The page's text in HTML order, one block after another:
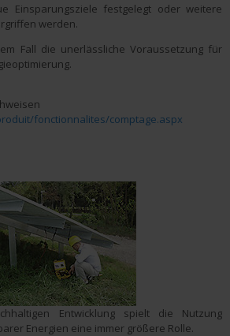
Einsparungsziele festgelegt oder weitere
werden.
Fall die unerlässliche Voraussetzung für
fonctionnalites/comptage.aspx
Entwicklung spielt die Nutzung
Energien eine immer größere Rolle.